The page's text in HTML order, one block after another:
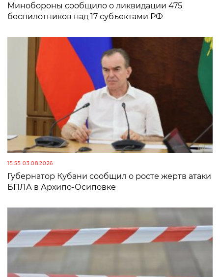
Минобороны сообщило о ликвидации 475
беспилотников над 17 субъектами РФ
15:55 03.08.2026
Губернатор Кубани сообщил о росте жертв атаки
БПЛА в Архипо-Осиповке